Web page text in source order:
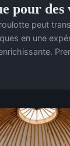
pour des
peut
en une